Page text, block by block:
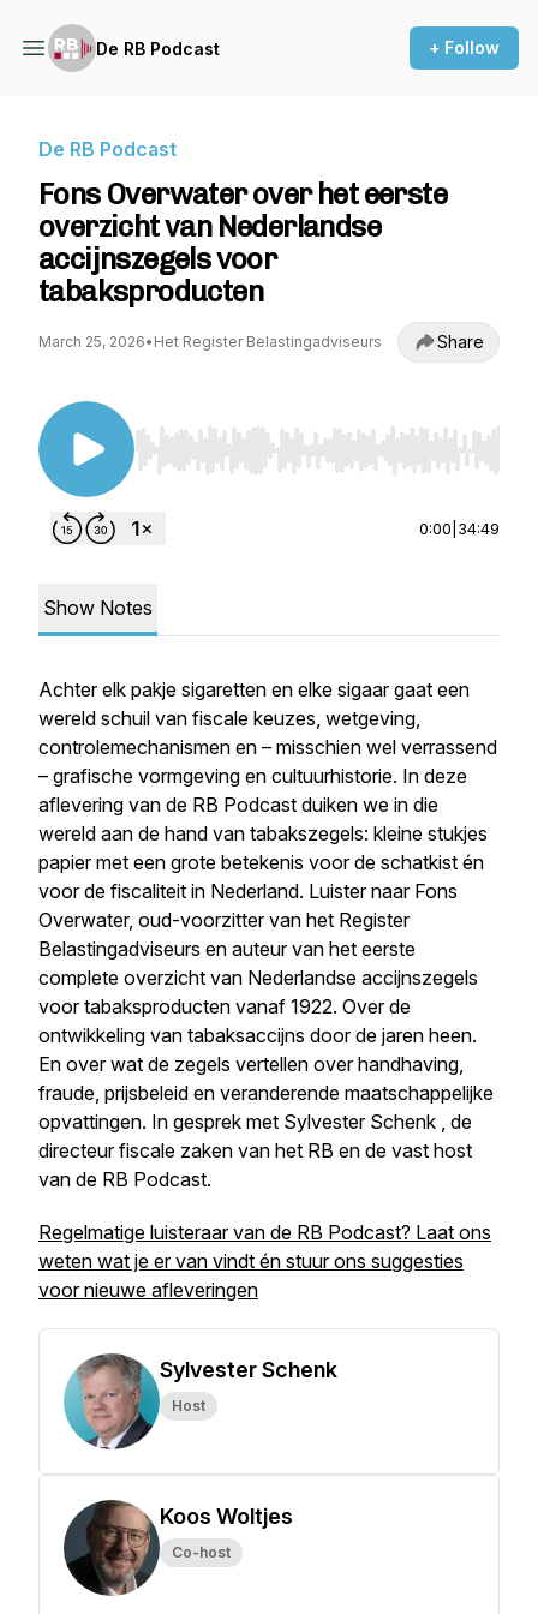
De RB Podcast + Follow
De RB Podcast
Fons Overwater over het eerste
overzicht van Nederlandse
accijnszegels voor
tabaksproducten
March 25, 2026• Het Register Belastingadviseurs Share
Use Left/Right to seek, Home/End to jump to
0:00 34:49
Show Notes
Achter elk pakje sigaretten en elke sigaar gaat een
wereld schuil van fiscale keuzes, wetgeving,
controlemechanismen en – misschien wel verrassend
– grafische vormgeving en cultuurhistorie. In deze
aflevering van de RB Podcast duiken we in die
wereld aan de hand van tabakszegels: kleine stukjes
papier met een grote betekenis voor de schatkist én
voor de fiscaliteit in Nederland. Luister naar Fons
Overwater, oud-voorzitter van het Register
Belastingadviseurs en auteur van het eerste
complete overzicht van Nederlandse accijnszegels
voor tabaksproducten vanaf 1922. Over de
ontwikkeling van tabaksaccijns door de jaren heen.
En over wat de zegels vertellen over handhaving,
fraude, prijsbeleid en veranderende maatschappelijke
opvattingen. In gesprek met Sylvester Schenk , de
directeur fiscale zaken van het RB en de vast host
van de RB Podcast.
Regelmatige luisteraar van de RB Podcast? Laat ons
weten wat je er van vindt én stuur ons suggesties
voor nieuwe afleveringen
Sylvester Schenk
Host
Koos Woltjes
Co-host